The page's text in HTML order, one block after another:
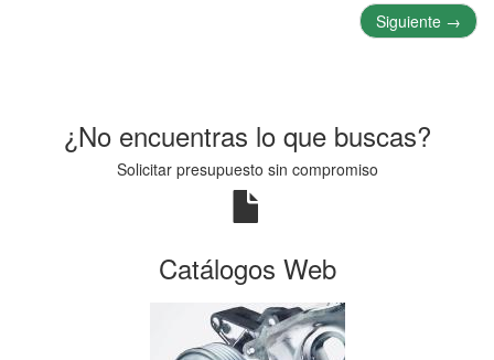
Siguiente →
¿No encuentras lo que buscas?
Solicitar presupuesto sin compromiso
Catálogos Web